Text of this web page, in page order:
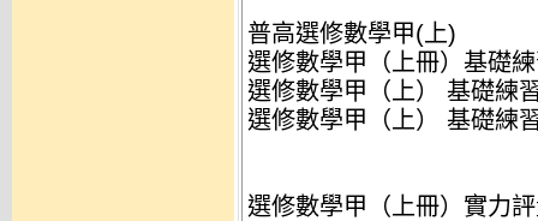
普高選修數學甲(上)
選修數學甲（上冊）基礎
選修數學甲（上） 基礎練
選修數學甲（上） 基礎練
選修數學甲（上冊）實力